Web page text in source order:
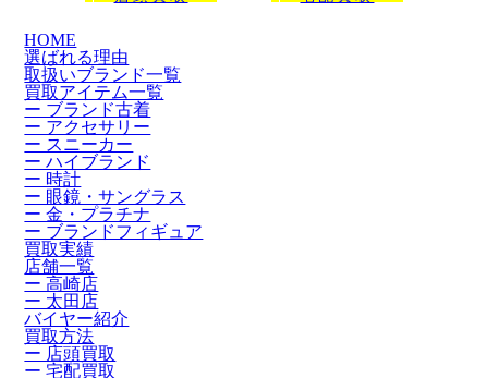
HOME
選ばれる理由
取扱いブランド一覧
買取アイテム一覧
ー ブランド古着
ー アクセサリー
ー スニーカー
ー ハイブランド
ー 時計
ー 眼鏡・サングラス
ー 金・プラチナ
ー ブランドフィギュア
買取実績
店舗一覧
ー 高崎店
ー 太田店
バイヤー紹介
買取方法
ー 店頭買取
ー 宅配買取